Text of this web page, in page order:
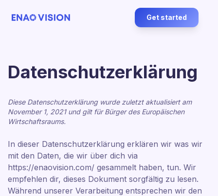
Get started
Datenschutzerklärung
Diese Datenschutzerklärung wurde zuletzt aktualisiert am
November 1, 2021 und gilt für Bürger des Europäischen
Wirtschaftsraums.
In dieser Datenschutzerklärung erklären wir was wir
mit den Daten, die wir über dich via
https://enaovision.com/ gesammelt haben, tun. Wir
empfehlen dir, dieses Dokument sorgfältig zu lesen.
Während unserer Verarbeitung entsprechen wir den